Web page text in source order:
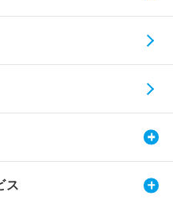
ス